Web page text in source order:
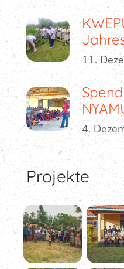
11.
4.
Projekte